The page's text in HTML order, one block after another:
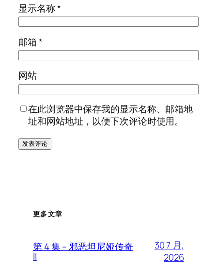
显示名称*
邮箱*
网站
在此浏览器中保存我的显示名称、邮箱地
址和网站地址，以便下次评论时使用。
更多文章
第 4 集 – 邪恶坦尼娅传奇
II
30 7 月,
2026